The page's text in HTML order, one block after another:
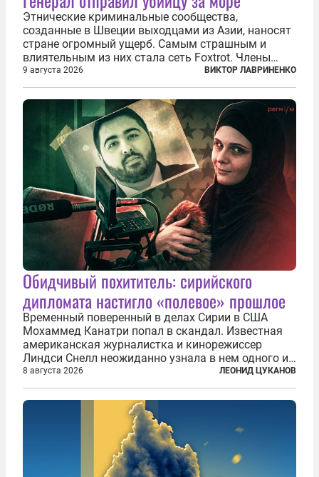
Этнические криминальные сообщества,
созданные в Швеции выходцами из Азии, наносят
стране огромный ущерб. Самым страшным и
влиятельным из них стала сеть Foxtrot. Члены
этой сети не только убивают и грабят шведов,
подсаживают их на наркотики, но и совершают
нечто еще даже более страшное — массово...
9 августа 2026 ВИКТОР ЛАВРИНЕНКО
Обидчивый похититель: сирийского
дипломата настигло «полевое» прошлое
Временный поверенный в делах Сирии в США
Мохаммед Канатри попал в скандал. Известная
американская журналистка и кинорежиссер
Линдси Снелл неожиданно узнала в нем одного из
бандитов, похитивших ее в сирийском Алеппо в
2016 году. Журналистка убеждена, что Канатри, в
то время известный под подпольным...
8 августа 2026 ЛЕОНИД ЦУКАНОВ